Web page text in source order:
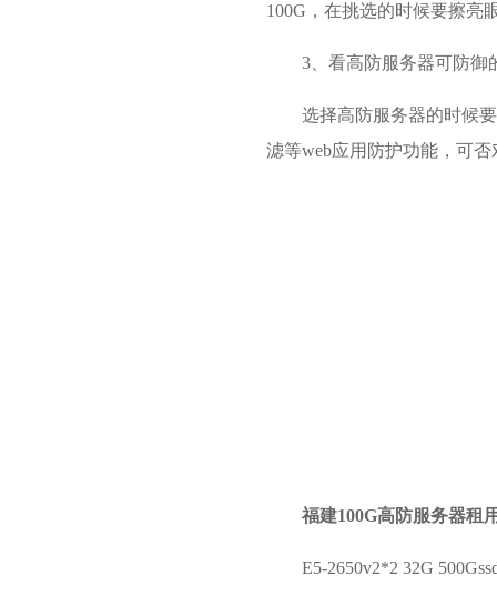
100G，在挑选的时候要擦亮
3、看高防服务器可防御
选择高防服务器的时候
滤等web应用防护功能，可否
福建100G高防服务器租
E5-2650v2*2 32G